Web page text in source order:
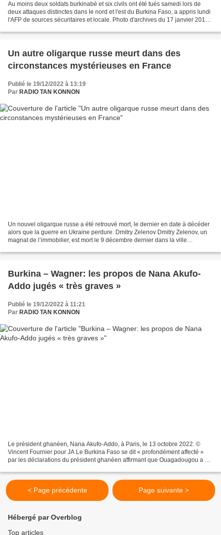
Au moins deux soldats burkinabè et six civils ont été tués samedi lors de
deux attaques distinctes dans le nord et l'est du Burkina Faso, a appris lundi
l'AFP de sources sécuritaires et locale. Photo d'archives du 17 janvier 2016 :
Un autre oligarque russe meurt dans des
circonstances mystérieuses en France
Publié le 19/12/2022 à 13:19
Par RADIO TAN KONNON
Un nouvel oligarque russe a été retrouvé mort, le dernier en date à décéder
alors que la guerre en Ukraine perdure. Dmitry Zelenov Dmitry Zelenov, un
magnat de l’immobilier, est mort le 9 décembre dernier dans la ville
Burkina – Wagner: les propos de Nana Akufo-
Addo jugés « très graves »
Publié le 19/12/2022 à 11:21
Par RADIO TAN KONNON
Le président ghanéen, Nana Akufo-Addo, à Paris, le 13 octobre 2022. ©
Vincent Fournier pour JA Le Burkina Faso se dit « profondément affecté »
par les déclarations du président ghanéen affirmant que Ouagadougou a «
< Page précédente Page suivante >
Hébergé par Overblog
Top articles